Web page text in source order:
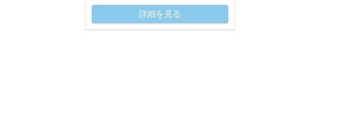
詳細を見る